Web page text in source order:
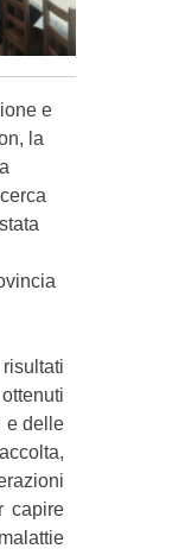
e
la
e delle
capire